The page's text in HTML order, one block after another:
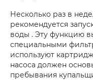
Несколько раз в
рекомендуется
воды . Эту функцию
специальными
используют
насоса должен
пребывания